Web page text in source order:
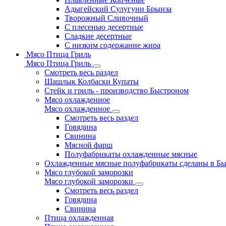
Адыгейский Сулугуни Брынза
Творожный Сливочный
С плесенью десертные
Сладкие десертные
С низким содержание жира
Мясо Птица Гриль
Мясо Птица Гриль
Смотреть весь раздел
Шашлык Колбаски Купаты
Стейк и гриль - производство Быстроном
Мясо охлажденное
Мясо охлажденное
Смотреть весь раздел
Говядина
Свинина
Мясной фарш
Полуфабрикаты охлажденные мясные
Охлажденные мясные полуфабрикаты сделаны в
Мясо глубокой заморозки
Мясо глубокой заморозки
Смотреть весь раздел
Говядина
Свинина
Птица охлажденная